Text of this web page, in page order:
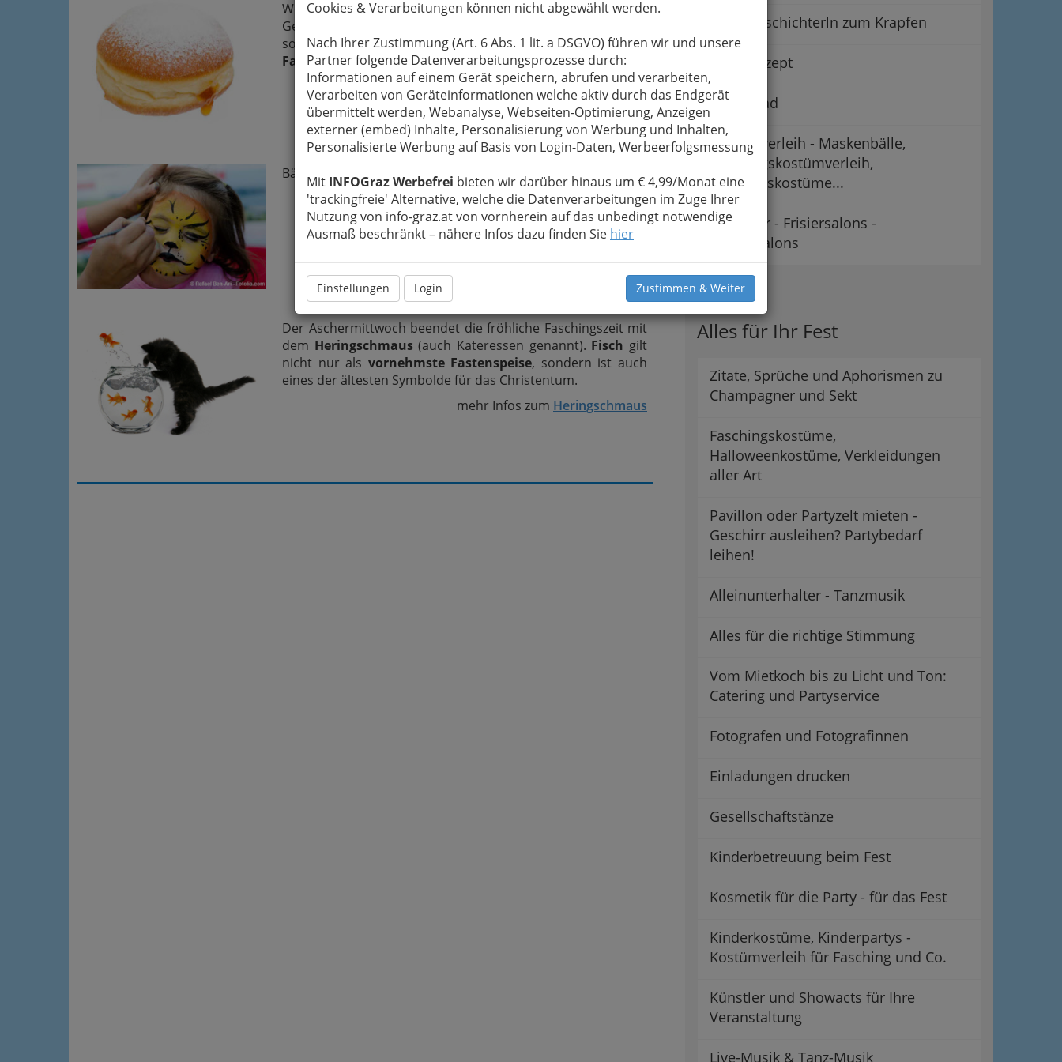
Cookies & Verarbeitungen können nicht abgewählt werden.
Nach Ihrer Zustimmung (Art. 6 Abs. 1 lit. a DSGVO) führen wir und unsere
Partner folgende Datenverarbeitungsprozesse durch:
Informationen auf einem Gerät speichern, abrufen und verarbeiten,
Verarbeiten von Geräteinformationen welche aktiv durch das Endgerät
übermittelt werden, Webanalyse, Webseiten-Optimierung, Anzeigen
externer (embed) Inhalte, Personalisierung von Werbung und Inhalten,
Personalisierte Werbung auf Basis von Login-Daten, Werbeerfolgsmessung
Mit INFOGraz Werbefrei bieten wir darüber hinaus um € 4,99/Monat eine
'trackingfreie' Alternative, welche die Datenverarbeitungen im Zuge Ihrer
Nutzung von info-graz.at von vornherein auf das unbedingt notwendige
Ausmaß beschränkt – nähere Infos dazu finden Sie hier
Einstellungen Login Zustimmen & Weiter
Wer kennt ihn nicht? Man isst ihn einfach gern. Das süße
Gebäckstück, mit Marillen-marmelade gefüllt, nicht im Ofen,
sondern im heißem Fett frittiert. Unseren heiß geliebten
Faschingskrapfen!
Kleine Gschichterln zum Krapfen
Bälle, Umzüge, Kinderfasching, Musikveranstaltungen ...
Termine , die man nicht versäumen darf!
Der Aschermittwoch beendet die fröhliche Faschingszeit mit
dem Heringschmaus(auch Kateressen genannt). Fisch gilt
nicht nur als vornehmste Fastenspeise, sondern ist auch
eines der ältesten Symbolde für das Christentum.
mehr Infos zum Heringschmaus
Kleine Gschichterln zum Krapfen
Grundrezept
Krapfnliad
Kostümverleih - Maskenbälle,
Faschingskostümverleih,
Karnevalskostüme...
Ballfrisur - Frisiersalons -
Friseursalons
Tipps
Alles für Ihr Fest
Zitate, Sprüche und Aphorismen zu
Champagner und Sekt
Faschingskostüme,
Halloweenkostüme, Verkleidungen
aller Art
Pavillon oder Partyzelt mieten -
Geschirr ausleihen? Partybedarf
leihen!
Alleinunterhalter - Tanzmusik
Alles für die richtige Stimmung
Vom Mietkoch bis zu Licht und Ton:
Catering und Partyservice
Fotografen und Fotografinnen
Einladungen drucken
Gesellschaftstänze
Kinderbetreuung beim Fest
Kosmetik für die Party - für das Fest
Kinderkostüme, Kinderpartys -
Kostümverleih für Fasching und Co.
Künstler und Showacts für Ihre
Veranstaltung
Live-Musik & Tanz-Musik